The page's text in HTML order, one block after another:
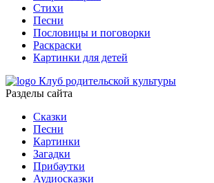
Стихи
Песни
Пословицы и поговорки
Раскраски
Картинки для детей
Клуб родительской культуры
Разделы сайта
Сказки
Песни
Картинки
Загадки
Прибаутки
Аудиосказки